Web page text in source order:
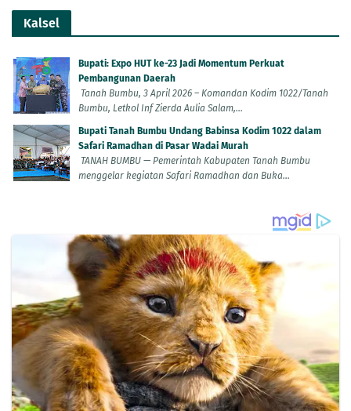
Kalsel
Bupati: Expo HUT ke-23 Jadi Momentum Perkuat
Pembangunan Daerah
Tanah Bumbu, 3 April 2026 – Komandan Kodim 1022/Tanah
Bumbu, Letkol Inf Zierda Aulia Salam,...
Bupati Tanah Bumbu Undang Babinsa Kodim 1022 dalam
Safari Ramadhan di Pasar Wadai Murah
TANAH BUMBU — Pemerintah Kabupaten Tanah Bumbu
menggelar kegiatan Safari Ramadhan dan Buka...